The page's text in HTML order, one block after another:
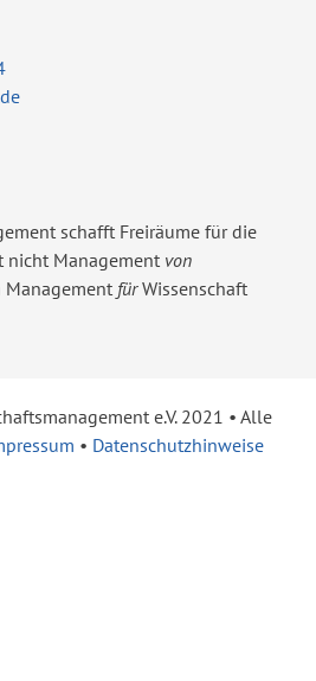
schafft Freiräume für die
nicht Management von
Management fürWissenschaft
e.V. 2021 ​• Alle
• Datenschutzhinweise